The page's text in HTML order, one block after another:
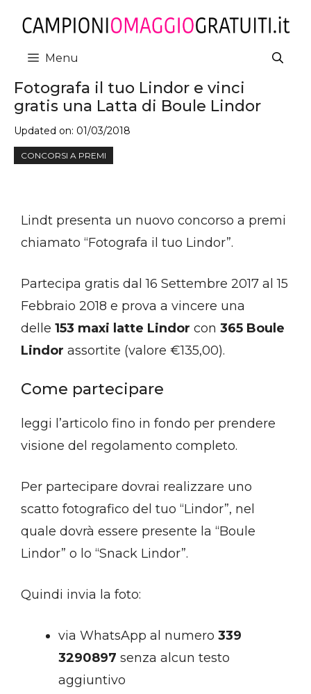
contenuto
Menu
Fotografa il tuo Lindor e vinci
gratis una Latta di Boule Lindor
Updated on: 01/03/2018
CONCORSI A PREMI
Lindt presenta un nuovo concorso a premi
chiamato “Fotografa il tuo Lindor”.
Partecipa gratis dal 16 Settembre 2017 al 15
Febbraio 2018 e prova a vincere una
delle 153 maxi latte Lindor con 365 Boule
Lindor assortite (valore €135,00).
Come partecipare
leggi l’articolo fino in fondo per prendere
visione del regolamento completo.
Per partecipare dovrai realizzare uno
scatto fotografico del tuo “Lindor”, nel
quale dovrà essere presente la “Boule
Lindor” o lo “Snack Lindor”.
Quindi invia la foto:
via WhatsApp al numero 339
3290897 senza alcun testo
aggiuntivo